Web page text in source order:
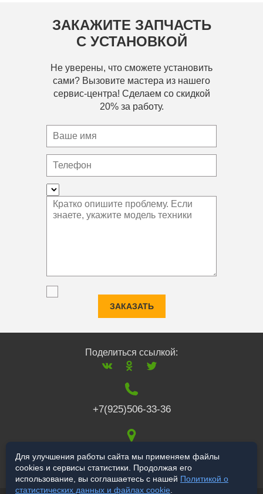
ЗАКАЖИТЕ ЗАПЧАСТЬ
С УСТАНОВКОЙ
Не уверены, что сможете установить
сами? Вызовите мастера из нашего
сервис-центра! Сделаем со скидкой
20% за работу.
ЗАКАЗАТЬ
Поделиться ссылкой:
+7(925)506-33-36
117519,г. Москва,
Варшавское ш., 132
Для улучшения работы сайта мы применяем файлы
cookies и сервисы статистики. Продолжая его
использование, вы соглашаетесь с нашей Политикой о
статистических данных и файлах cookie